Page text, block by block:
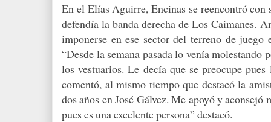
En el Elías Aguirre, Encinas se reencontró con
defendía la banda derecha de Los Caimanes.
imponerse en ese sector del terreno de
“Desde la semana pasada lo venía molestando
los vestuarios. Le decía que se preocupe
comentó, al mismo tiempo que destacó la
dos años en José Gálvez. Me apoyó y
pues es una excelente persona” destacó.